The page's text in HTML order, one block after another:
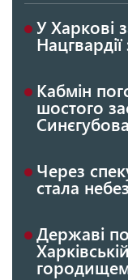
У Харкові
Кабмін
шостого
Синєгубова
Через
стала
Державі